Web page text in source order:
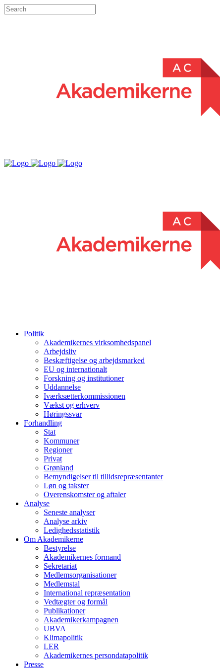
Politik
Akademikernes virksomhedspanel
Arbejdsliv
Beskæftigelse og arbejdsmarked
EU og internationalt
Forskning og institutioner
Uddannelse
Iværksætterkommissionen
Vækst og erhverv
Høringssvar
Forhandling
Stat
Kommuner
Regioner
Privat
Grønland
Bemyndigelser til tillidsrepræsentanter
Løn og takster
Overenskomster og aftaler
Analyse
Seneste analyser
Analyse arkiv
Ledighedsstatistik
Om Akademikerne
Bestyrelse
Akademikernes formand
Sekretariat
Medlemsorganisationer
Medlemstal
International repræsentation
Vedtægter og formål
Publikationer
Akademikerkampagnen
UBVA
Klimapolitik
LER
Akademikernes persondatapolitik
Presse